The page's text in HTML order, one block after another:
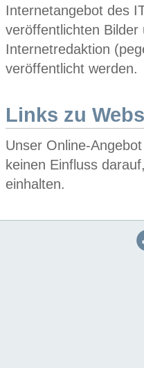
Internetangebot des
veröffentlichten
Internetredaktion
veröffentlicht werden.
Links zu
Unser Online-
keinen Einfluss
einhalten.